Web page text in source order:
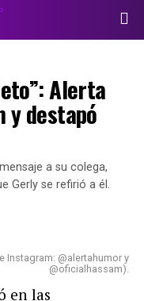
Alerta
y destapó
a su colega,
Gerly se refirió a él.
Instagram: @alertahumor y
@oficialhassam).
en las